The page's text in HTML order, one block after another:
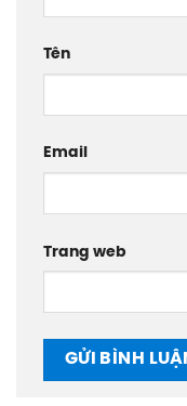
Tên
Email
Trang web